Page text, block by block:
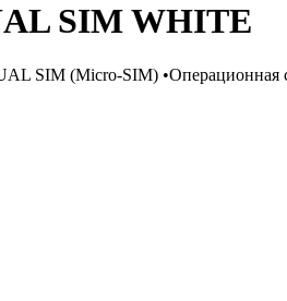
SIM WHITE
SIM (Micro-SIM) •Операционная